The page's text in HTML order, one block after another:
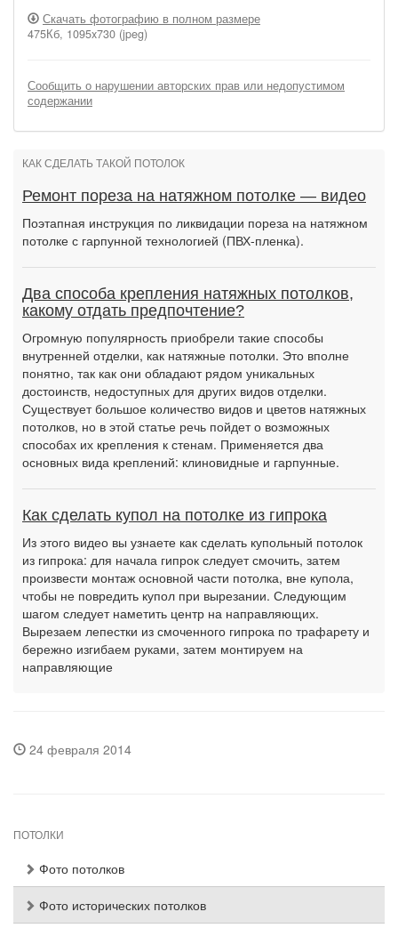
Скачать фотографию в полном размере
475Кб, 1095x730 (jpeg)
Сообщить о нарушении авторских прав или недопустимом
содержании
КАК СДЕЛАТЬ ТАКОЙ ПОТОЛОК
Ремонт пореза на натяжном потолке — видео
Поэтапная инструкция по ликвидации пореза на натяжном
потолке с гарпунной технологией (ПВХ-пленка).
Два способа крепления натяжных потолков,
какому отдать предпочтение?
Огромную популярность приобрели такие способы
внутренней отделки, как натяжные потолки. Это вполне
понятно, так как они обладают рядом уникальных
достоинств, недоступных для других видов отделки.
Существует большое количество видов и цветов натяжных
потолков, но в этой статье речь пойдет о возможных
способах их крепления к стенам. Применяется два
основных вида креплений: клиновидные и гарпунные.
Как сделать купол на потолке из гипрока
Из этого видео вы узнаете как сделать купольный потолок
из гипрока: для начала гипрок следует смочить, затем
произвести монтаж основной части потолка, вне купола,
чтобы не повредить купол при вырезании. Следующим
шагом следует наметить центр на направляющих.
Вырезаем лепестки из смоченного гипрока по трафарету и
бережно изгибаем руками, затем монтируем на
направляющие
24 февраля 2014
ПОТОЛКИ
Фото потолков
Фото исторических потолков